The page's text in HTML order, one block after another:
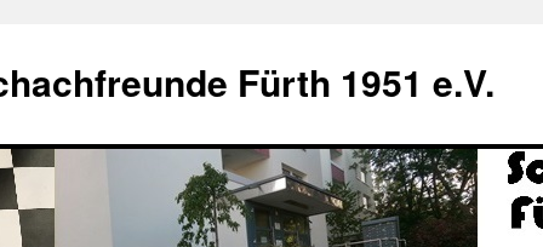
Fürth 1951 e.V.